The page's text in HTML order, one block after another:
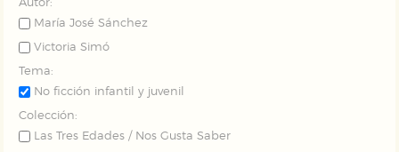
Autor:
María José Sánchez
Victoria Simó
Tema:
No ficción infantil y juvenil
Colección:
Las Tres Edades / Nos Gusta Saber
Puede consultar nuestra